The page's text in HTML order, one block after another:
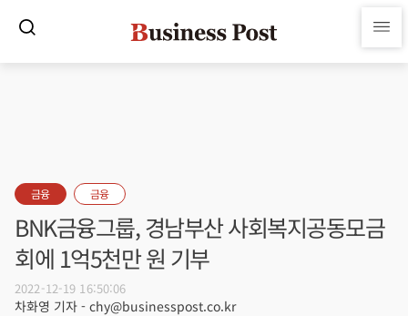
금융 금융
BNK금융그룹, 경남부산 사회복지공동모금
회에 1억5천만 원 기부
2022-12-19 16:50:06
차화영 기자 - chy@businesspost.co.kr